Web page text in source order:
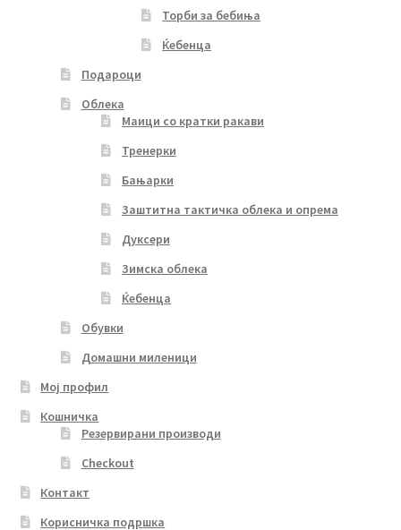
Торби за бебиња
Ќебенца
Подароци
Облека
Маици со кратки ракави
Тренерки
Бањарки
Заштитна тактичка облека и опрема
Дуксери
Зимска облека
Ќебенца
Обувки
Домашни миленици
Мој профил
Кошничка
Резервирани производи
Checkout
Контакт
Корисничка подршка